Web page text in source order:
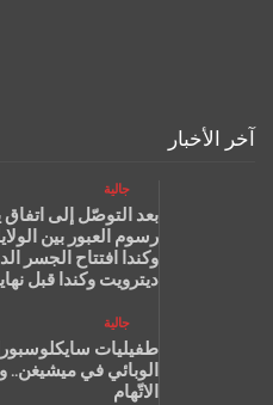
آخر الأخبار
جالية
بعد التوصّل إلى
رسوم العبور بين
وكندا افتتاح الجسر
ديترويت وكندا قبل
جالية
طفيليات
الوبائي في
الاتّهام